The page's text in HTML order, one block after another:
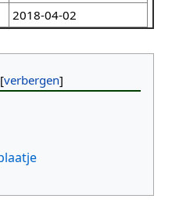
2018-04-02